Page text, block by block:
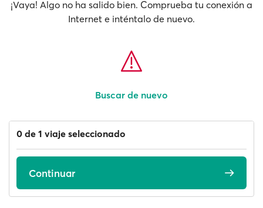
¡Vaya! Algo no ha salido bien. Comprueba tu conexión a
Internet e inténtalo de nuevo.
Buscar de nuevo
0 de 1 viaje seleccionado
Continuar